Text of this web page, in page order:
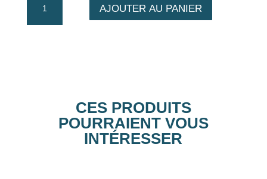
Requin
AJOUTER AU PANIER
CES PRODUITS
POURRAIENT VOUS
INTÉRESSER